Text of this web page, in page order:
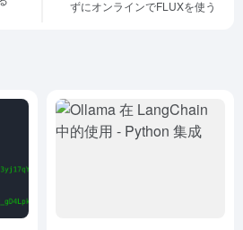
ずにオンラインでFLUXを使う